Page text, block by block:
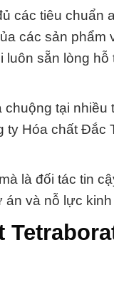
các tiêu chuẩn
các sản phẩm
sẵn lòng
tại
ty Hóa chất Đắc
là đối tác tin
án và nỗ lực